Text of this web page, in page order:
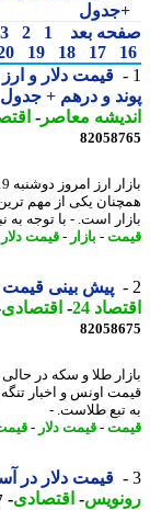
بعد
1
2
3
4
17
18
19
20
و درهم + جدول
معاصر-
یکی از مهم ترین
است. - با توجه به نبود
-بازار - قیمت دلار-
پیش بینی قیمت طلا امروز 19
24
-اقتصادی-1 ساعت پیش - دوشنبه 19 مرداد 1405، 05:52
اونس و اخبار تنگه
طلاست. -
-قیمت دلار-قیمت
قیمت دلار در
-اقتصادی-7 ساعت پیش - دوشنبه 19 مرداد 1405، 00:18